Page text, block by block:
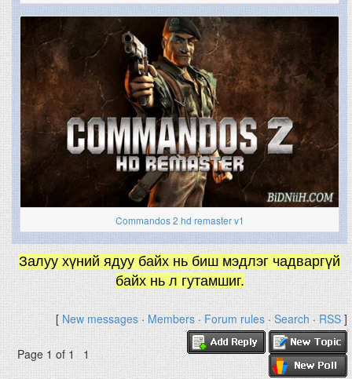
Commandos 2 hd remaster v1
Залуу хүний ядуу байх нь биш мэдлэг чадваргүй
байх нь л гутамшиг.
[New messages·Members·Forum rules·Search·RSS]
Page1of1 1